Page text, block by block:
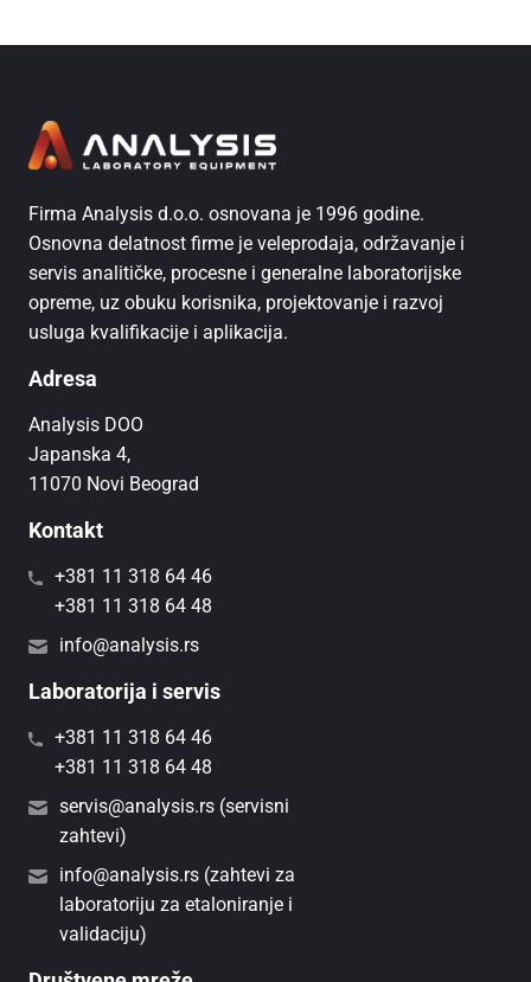
Firma Analysis d.o.o. osnovana je 1996 godine.
Osnovna delatnost firme je veleprodaja, održavanje i
servis analitičke, procesne i generalne laboratorijske
opreme, uz obuku korisnika, projektovanje i razvoj
usluga kvalifikacije i aplikacija.
Adresa
Analysis DOO
Japanska 4,
11070 Novi Beograd
Kontakt
+381 11 318 64 46
+381 11 318 64 48
info@analysis.rs
Laboratorija i servis
+381 11 318 64 46
+381 11 318 64 48
servis@analysis.rs (servisni
zahtevi)
info@analysis.rs (zahtevi za
laboratoriju za etaloniranje i
validaciju)